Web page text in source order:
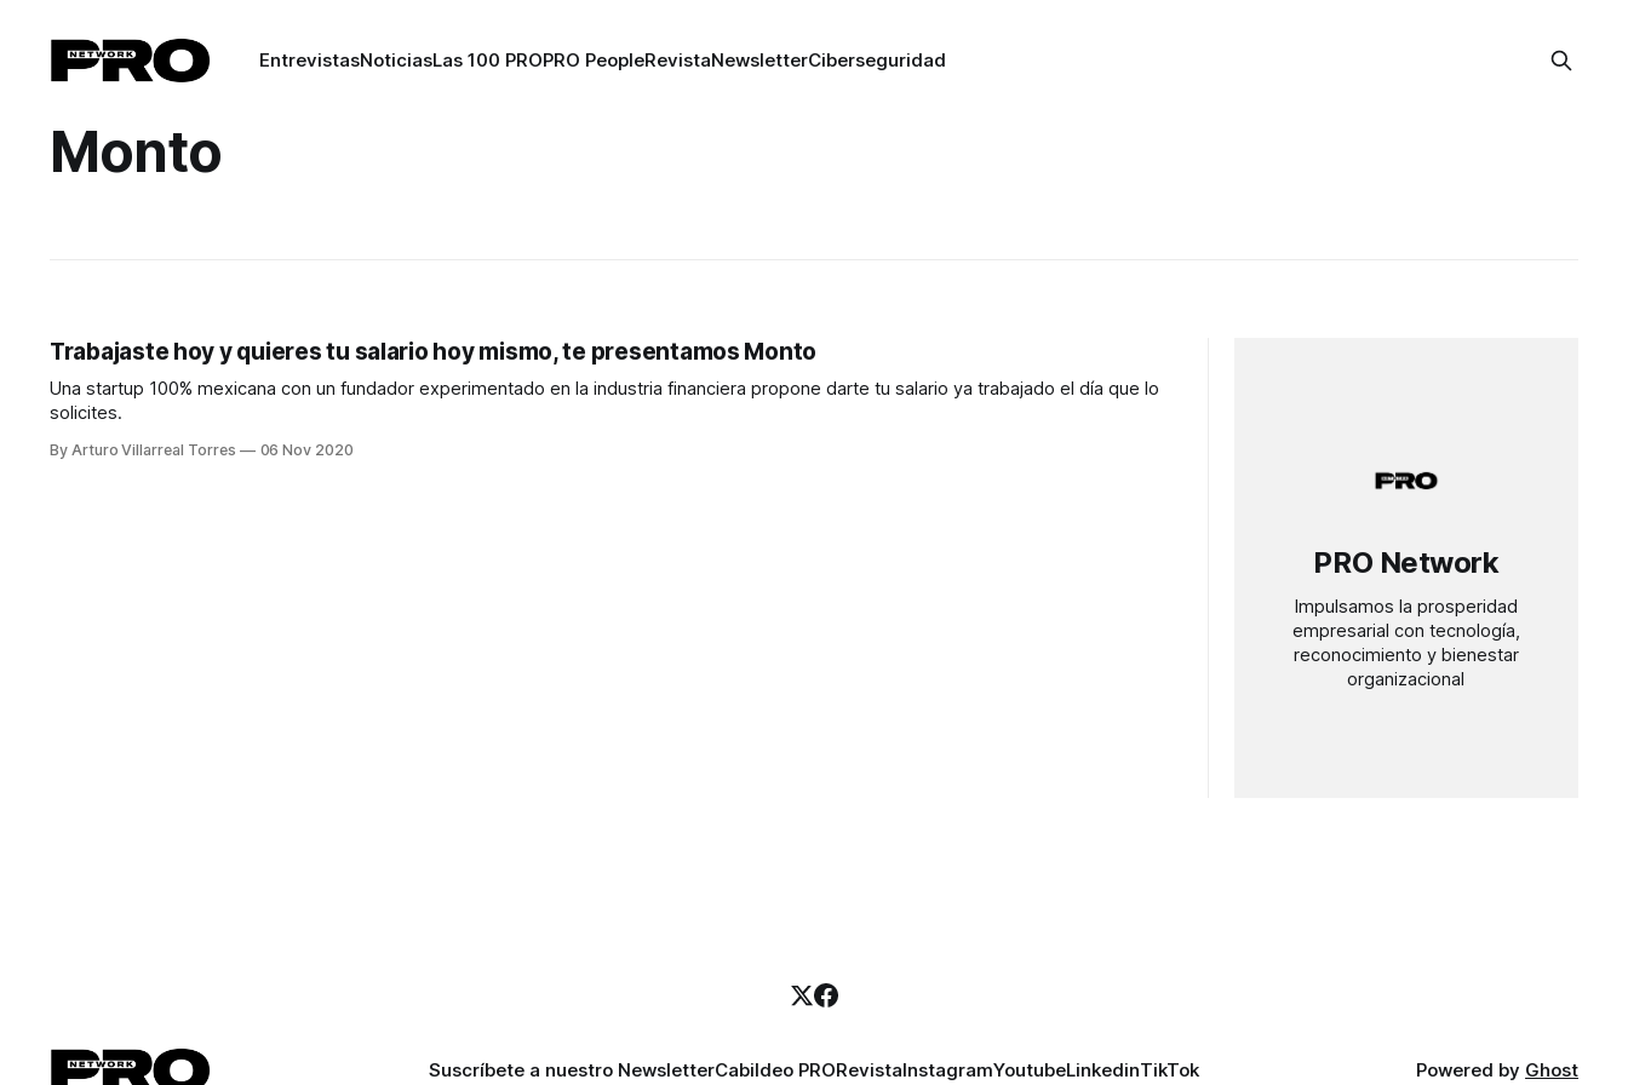
EntrevistasNoticiasLas 100 PROPRO PeopleRevistaNewsletterCiberseguridad
Monto
Trabajaste hoy y quieres tu salario hoy mismo, te presentamos Monto
Una startup 100% mexicana con un fundador experimentado en la industria financiera propone darte tu salario ya trabajado el día que lo
solicites.
By Arturo Villarreal Torres 06 Nov 2020
PRO Network
Impulsamos la prosperidad
empresarial con tecnología,
reconocimiento y bienestar
organizacional
Suscríbete a nuestro NewsletterCabildeo PRORevistaInstagramYoutubeLinkedinTikTok Powered by Ghost